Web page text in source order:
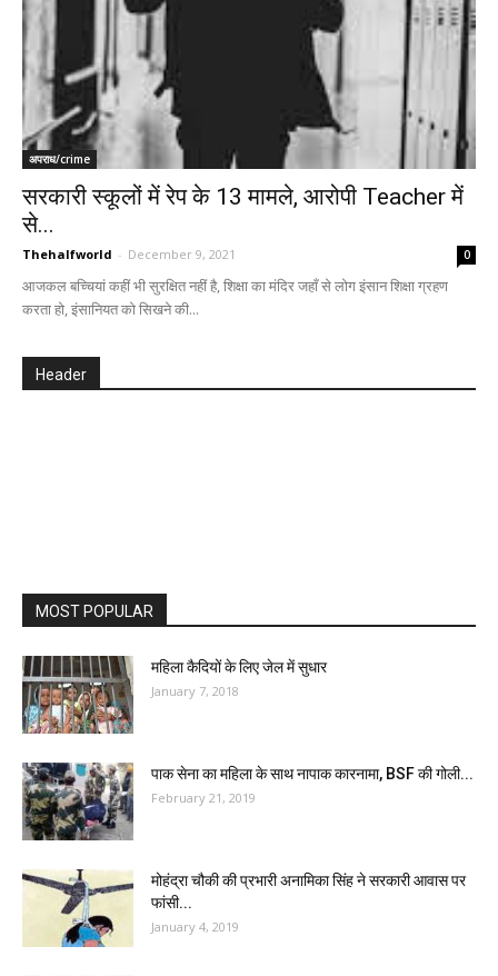
अपराध/crime
सरकारी स्कूलों में रेप के 13 मामले, आरोपी Teacher में
से...
Thehalfworld - December 9, 2021 0
आजकल बच्चियां कहीं भी सुरक्षित नहीं है, शिक्षा का मंदिर जहाँ से लोग इंसान शिक्षा ग्रहण
करता हो, इंसानियत को सिखने की...
Header
MOST POPULAR
महिला कैदियों के लिए जेल में सुधार
January 7, 2018
पाक सेना का महिला के साथ नापाक कारनामा, BSF की गोली...
February 21, 2019
मोहंद्रा चौकी की प्रभारी अनामिका सिंह ने सरकारी आवास पर
फांसी...
January 4, 2019